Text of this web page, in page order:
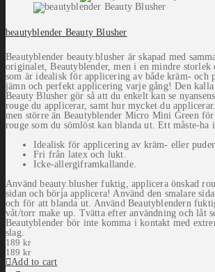
beautyblender Beauty Blusher
Beautyblender beauty.blusher är skapad med
originalet, Beautyblender, men i en mindre storlek
som är idealisk för applicering av både kräm- och
jämn och perfekt applicering varje gång! Den kalla
Beauty Blusher gör så att du enkelt kan se
rouge du applicerar, samt hur mycket du
men större än Beautyblender Micro Mini Green
rouge som du sömlöst kan blanda ut. Ett måste-ha i
Idealisk för applicering av kräm- eller
Fri från latex och lukt.
Icke-allergiframkallande.
Använd beauty.blusher fuktig, applicera önskad
sidan och börja applicera! Använd den smalare
och för att blanda ut. Använd Beautyblendern
våt/torr make up. Tvätta efter användning och låt
Beautyblender bör inte komma i kontakt med
slag.
189 kr
189 kr
Add to cart